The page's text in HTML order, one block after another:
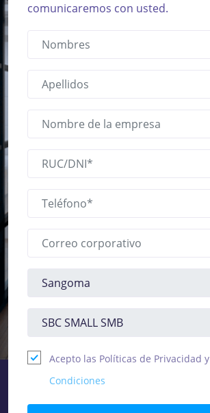
comunicaremos con usted.
Acepto las Políticas de Privacidad y
Condiciones